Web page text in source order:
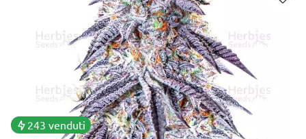
243 venduti